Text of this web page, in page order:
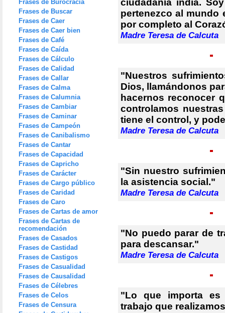
Frases de Burocracia
Frases de Buscar
Frases de Caer
Frases de Caer bien
Frases de Café
Frases de Caída
Frases de Cálculo
Frases de Calidad
Frases de Callar
Frases de Calma
Frases de Calumnia
Frases de Cambiar
Frases de Caminar
Frases de Campeón
Frases de Canibalismo
Frases de Cantar
Frases de Capacidad
Frases de Capricho
Frases de Carácter
Frases de Cargo público
Frases de Caridad
Frases de Caro
Frases de Cartas de amor
Frases de Cartas de
recomendación
Frases de Casados
Frases de Castidad
Frases de Castigos
Frases de Casualidad
Frases de Causalidad
Frases de Célebres
Frases de Celos
Frases de Censura
ciudadanía india.
pertenezco al mundo
por completo al
Madre Teresa de Calcuta
"Nuestros
Dios, llamándonos
hacernos reconocer
controlamos
tiene el control, y
Madre Teresa de Calcuta
"Sin nuestro
la asistencia social."
Madre Teresa de Calcuta
"No puedo parar de
para descansar."
Madre Teresa de Calcuta
"Lo que importa es
trabajo que